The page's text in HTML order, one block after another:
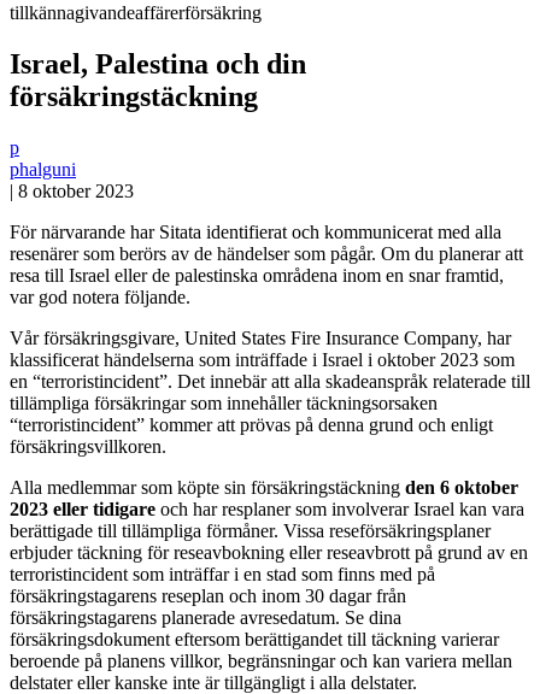
tillkännagivandeaffärerförsäkring
Israel, Palestina och din
försäkringstäckning
p
phalguni
| 8 oktober 2023
För närvarande har Sitata identifierat och kommunicerat med alla
resenärer som berörs av de händelser som pågår. Om du planerar att
resa till Israel eller de palestinska områdena inom en snar framtid,
var god notera följande.
Vår försäkringsgivare, United States Fire Insurance Company, har
klassificerat händelserna som inträffade i Israel i oktober 2023 som
en “terroristincident”. Det innebär att alla skadeanspråk relaterade till
tillämpliga försäkringar som innehåller täckningsorsaken
“terroristincident” kommer att prövas på denna grund och enligt
försäkringsvillkoren.
Alla medlemmar som köpte sin försäkringstäckning den 6 oktober
2023 eller tidigare och har resplaner som involverar Israel kan vara
berättigade till tillämpliga förmåner. Vissa reseförsäkringsplaner
erbjuder täckning för reseavbokning eller reseavbrott på grund av en
terroristincident som inträffar i en stad som finns med på
försäkringstagarens reseplan och inom 30 dagar från
försäkringstagarens planerade avresedatum. Se dina
försäkringsdokument eftersom berättigandet till täckning varierar
beroende på planens villkor, begränsningar och kan variera mellan
delstater eller kanske inte är tillgängligt i alla delstater.